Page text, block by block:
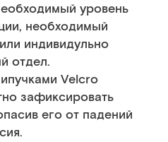
уровень
необходимый
индивидульно
отдел.
Velcro
зафиксировать
его от падений